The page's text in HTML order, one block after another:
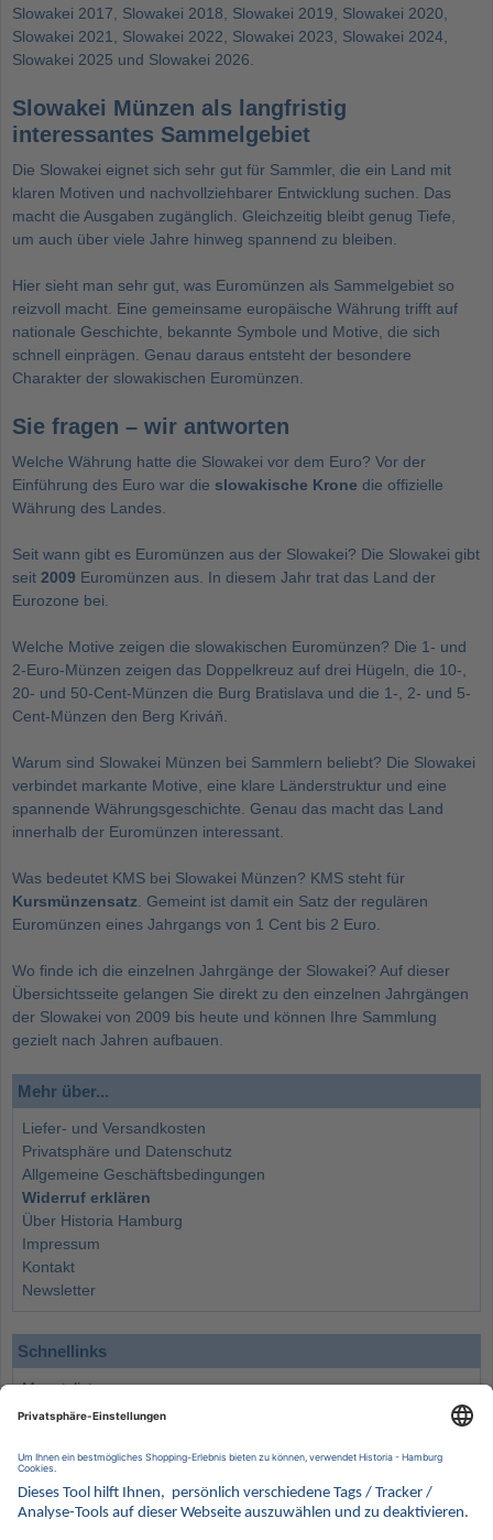
Slowakei 2017
Slowakei 2018 Slowakei 2019 Slowakei 2020
Slowakei 2021
Slowakei 2022 Slowakei 2023 Slowakei 2024
Slowakei 2025 und Slowakei 2026
Slowakei Münzen als langfristig
interessantes Sammelgebiet
Die Slowakei eignet sich sehr gut für Sammler, die ein Land mit
klaren Motiven und nachvollziehbarer Entwicklung suchen. Das
macht die Ausgaben zugänglich. Gleichzeitig bleibt genug Tiefe,
um auch über viele Jahre hinweg spannend zu bleiben.
Hier sieht man sehr gut, was Euromünzen als Sammelgebiet so
reizvoll macht. Eine gemeinsame europäische Währung trifft auf
nationale Geschichte, bekannte Symbole und Motive, die sich
schnell einprägen. Genau daraus entsteht der besondere
Charakter der slowakischen Euromünzen.
Sie fragen – wir antworten
Welche Währung hatte die Slowakei vor dem Euro? Vor der
Einführung des Euro war die slowakische Krone die offizielle
Währung des Landes.
Seit wann gibt es Euromünzen aus der Slowakei? Die Slowakei gibt
seit 2009 Euromünzen aus. In diesem Jahr trat das Land der
Eurozone bei.
Welche Motive zeigen die slowakischen Euromünzen? Die 1- und
2-Euro-Münzen zeigen das Doppelkreuz auf drei Hügeln, die 10-,
20- und 50-Cent-Münzen die Burg Bratislava und die 1-, 2- und 5-
Cent-Münzen den Berg Kriváň.
Warum sind Slowakei Münzen bei Sammlern beliebt? Die Slowakei
verbindet markante Motive, eine klare Länderstruktur und eine
spannende Währungsgeschichte. Genau das macht das Land
innerhalb der Euromünzen interessant.
Was bedeutet KMS bei Slowakei Münzen? KMS steht für
Kursmünzensatz . Gemeint ist damit ein Satz der regulären
Euromünzen eines Jahrgangs von 1 Cent bis 2 Euro.
Wo finde ich die einzelnen Jahrgänge der Slowakei? Auf dieser
Übersichtsseite gelangen Sie direkt zu den einzelnen Jahrgängen
der Slowakei von 2009 bis heute und können Ihre Sammlung
gezielt nach Jahren aufbauen.
Mehr über...
Liefer- und Versandkosten
Privatsphäre und Datenschutz
Allgemeine Geschäftsbedingungen
Widerruf erklären
Über Historia Hamburg
Impressum
Kontakt
Newsletter
Schnellinks
Monatsliste
Angebote
Wissenswertes
Kontakt